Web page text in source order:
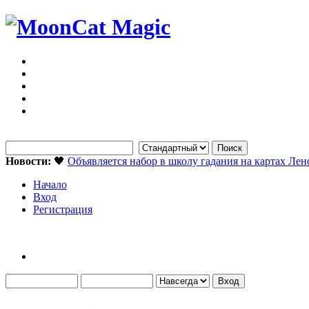
Новости: 🖤 Объявляется набор в школу гадания на картах
Начало
Вход
Регистрация